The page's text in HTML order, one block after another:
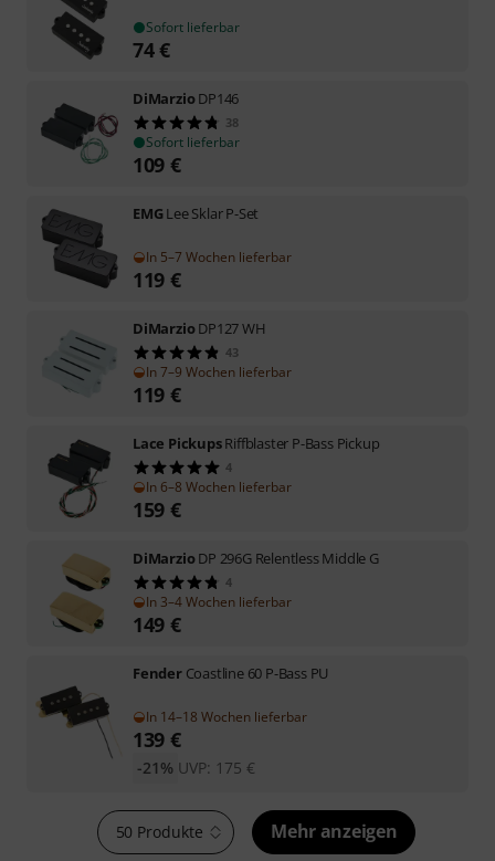
Sofort lieferbar
74€
DiMarzioDP146
38
Sofort lieferbar
109 €
EMGLee Sklar P-Set
In 5–7 Wochen lieferbar
119 €
DiMarzioDP127 WH
43
In 7–9 Wochen lieferbar
119 €
Lace PickupsRiffblaster P-Bass Pickup
4
In 6–8 Wochen lieferbar
159 €
DiMarzioDP 296G Relentless Middle G
4
In 3–4 Wochen lieferbar
149 €
Fender Coastline 60 P-Bass PU
In 14–18 Wochen lieferbar
139 €
UVP: 175 €
-21%
50 Produkte Mehr anzeigen